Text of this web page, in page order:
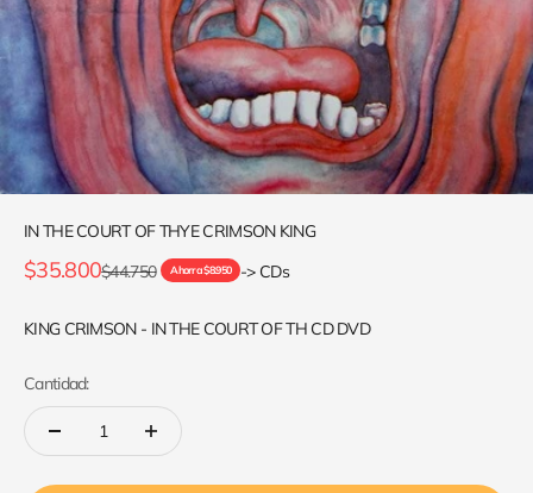
IN THE COURT OF THYE CRIMSON KING
Precio de oferta
$35.800Precio normal
$44.750 Ahorra $8.950 -> CDs
KING CRIMSON - IN THE COURT OF TH CD DVD
Cantidad: